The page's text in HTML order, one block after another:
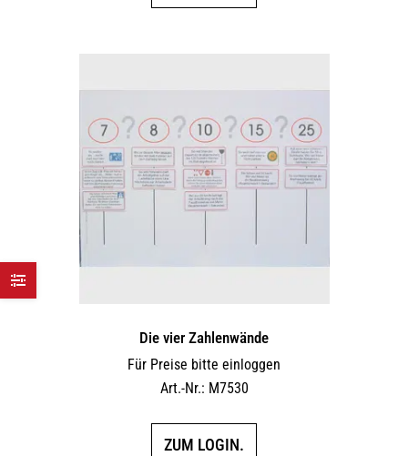
Die vier Zahlenwände
Für Preise bitte einloggen
Art.-Nr.: M7530
ZUM LOGIN.